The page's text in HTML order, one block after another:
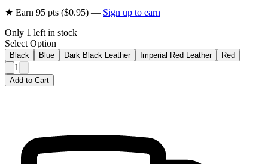
★ Earn 95 pts ($0.95) — Sign up to earn
Only 1 left in stock
Select Option
Black Blue Dark Black Leather Imperial Red Leather Red
1
Add to Cart